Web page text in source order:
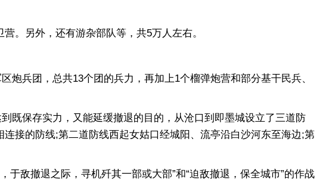
。另外，还有游杂部队等，共5万人左右。
兵团，总共13个团的兵力，再加上1个榴弹炮营和部分基干民兵、
保存实力，又能延缓撤退的目的，从沧口到即墨城设立了三道防
接的防线;第二道防线西起女姑口经城阳、流亭沿白沙河东至海边;第
敌撤退之际，寻机歼其一部或大部”和“迫敌撤退，保全城市”的作战